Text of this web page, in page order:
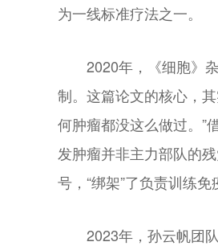
为一线标准疗法之一。
2020年，《细胞》
制。这篇论文的核心，
何肿瘤都没这么做过。”
发肿瘤并非主力部队的
号，“绑架”了负责训练免
2023年，孙云帆团